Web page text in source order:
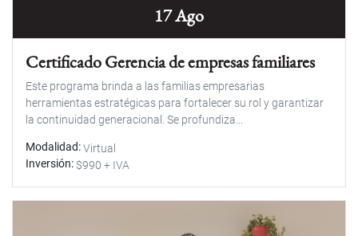
17 Ago
Certificado Gerencia de empresas familiares
Este programa brinda a las familias empresarias
herramientas estratégicas para fortalecer su rol y garantizar
la continuidad generacional. Se profundiza...
Modalidad Virtual
Inversión $990 + IVA